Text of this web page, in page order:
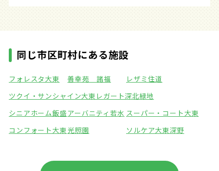
同じ市区町村にある施設
フォレスタ大東 善幸苑 諸福
レザミ住道
ツクイ・サンシャイン大東 レガート深北緑地
シニアホーム飯盛アーバニティ若水 スーパー・コート大東
コンフォート大東 光照園 ソルケア大東深野